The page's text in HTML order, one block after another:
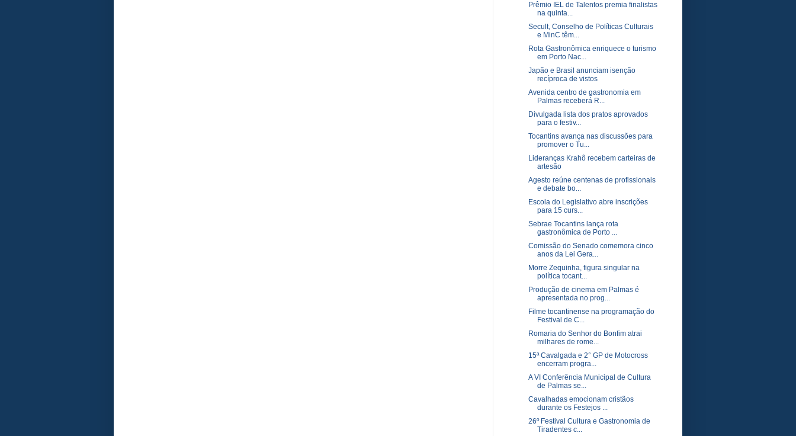
Prêmio IEL de Talentos premia finalistas
na quinta...
Secult, Conselho de Políticas Culturais
e MinC têm...
Rota Gastronômica enriquece o turismo
em Porto Nac...
Japão e Brasil anunciam isenção
recíproca de vistos
Avenida centro de gastronomia em
Palmas receberá R...
Divulgada lista dos pratos aprovados
para o festiv...
Tocantins avança nas discussões para
promover o Tu...
Lideranças Krahô recebem carteiras de
artesão
Agesto reúne centenas de profissionais
e debate bo...
Escola do Legislativo abre inscrições
para 15 curs...
Sebrae Tocantins lança rota
gastronômica de Porto ...
Comissão do Senado comemora cinco
anos da Lei Gera...
Morre Zequinha, figura singular na
política tocant...
Produção de cinema em Palmas é
apresentada no prog...
Filme tocantinense na programação do
Festival de C...
Romaria do Senhor do Bonfim atrai
milhares de rome...
15ª Cavalgada e 2° GP de Motocross
encerram progra...
A VI Conferência Municipal de Cultura
de Palmas se...
Cavalhadas emocionam cristãos
durante os Festejos ...
26º Festival Cultura e Gastronomia de
Tiradentes c...